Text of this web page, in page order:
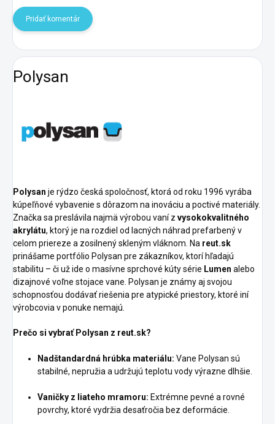
Pridať komentár
Polysan
Polysan je rýdzo česká spoločnosť, ktorá od roku 1996 vyrába
kúpeľňové vybavenie s dôrazom na inováciu a poctivé materiály.
Značka sa preslávila najmä výrobou vaní z vysokokvalitného
akrylátu, ktorý je na rozdiel od lacných náhrad prefarbený v
celom priereze a zosilnený skleným vláknom. Na reut.sk
prinášame portfólio Polysan pre zákazníkov, ktorí hľadajú
stabilitu – či už ide o masívne sprchové kúty série Lumen alebo
dizajnové voľne stojace vane. Polysan je známy aj svojou
schopnosťou dodávať riešenia pre atypické priestory, ktoré iní
výrobcovia v ponuke nemajú.
Prečo si vybrať Polysan z reut.sk?
Nadštandardná hrúbka materiálu: Vane Polysan sú
stabilné, nepružia a udržujú teplotu vody výrazne dlhšie.
Vaničky z liateho mramoru: Extrémne pevné a rovné
povrchy, ktoré vydržia desaťročia bez deformácie.